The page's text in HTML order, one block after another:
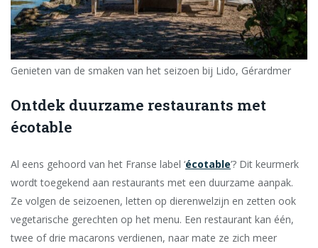
Genieten van de smaken van het seizoen bij Lido, Gérardmer
Ontdek duurzame restaurants met
écotable
Al eens gehoord van het Franse label ‘écotable’? Dit keurmerk
wordt toegekend aan restaurants met een duurzame aanpak.
Ze volgen de seizoenen, letten op dierenwelzijn en zetten ook
vegetarische gerechten op het menu. Een restaurant kan één,
twee of drie macarons verdienen, naar mate ze zich meer